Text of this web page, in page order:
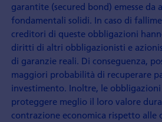
garantite (secured bond) emesse da
fondamentali solidi. In caso di
creditori di queste obbligazioni
diritti di altri obbligazionisti e
di garanzie reali. Di conseguenza,
maggiori probabilità di recuperare
investimento. Inoltre, le
proteggere meglio il loro valore
contrazione economica rispetto alle